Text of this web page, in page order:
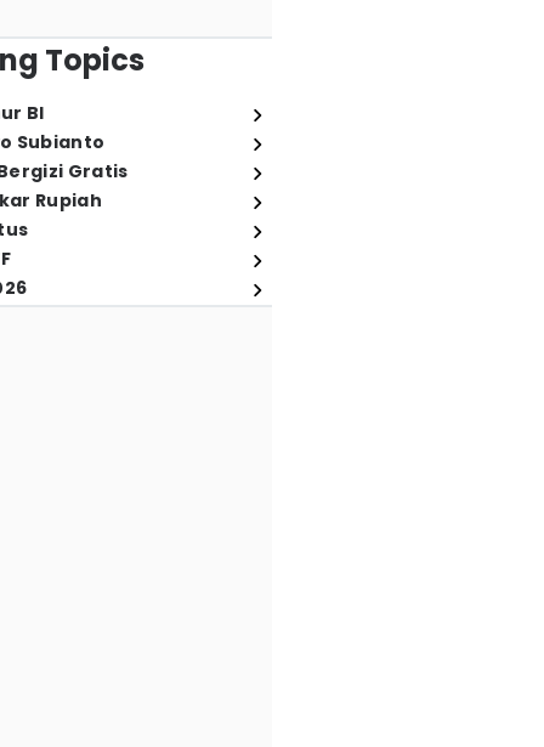
Topics
BI
Subianto
Gratis
Rupiah